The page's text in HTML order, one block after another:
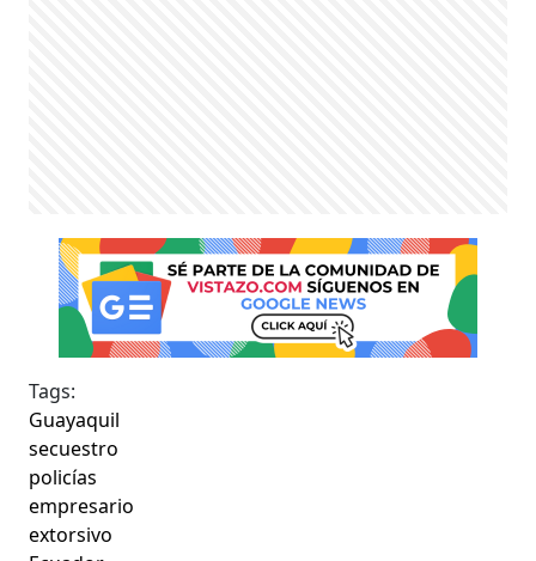
Tags:
Guayaquil
secuestro
policías
empresario
extorsivo